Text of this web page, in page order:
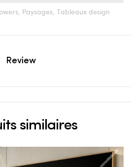
Paysages, Tableaux design
Review
similaires